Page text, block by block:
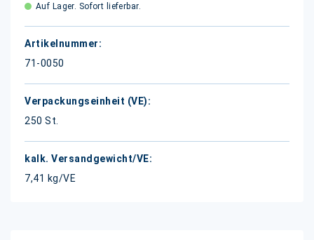
Auf Lager. Sofort lieferbar.
71-0050
250 St.
7,41 kg/VE